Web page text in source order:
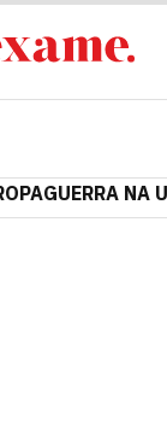
GUERRA NA